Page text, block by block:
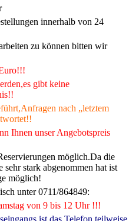
innerhalb von 24
zu können bitten wir
gibt keine
nach „letztem
Ihnen unser Angebotspreis
möglich.Da die
stark abgenommen hat ist
möglich!
unter 0711/864849:
von 9 bis 12 Uhr !!!
ist das Telefon teilweise